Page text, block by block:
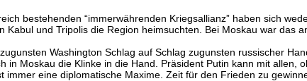
bestehenden “immerwährenden Kriegsallianz” haben sich
und Tripolis die Region heimsuchten. Bei Moskau war das
Washington Schlag auf Schlag zugunsten russischer
in Moskau die Klinke in die Hand. Präsident Putin kann mit allen,
eine diplomatische Maxime. Zeit für den Frieden zu